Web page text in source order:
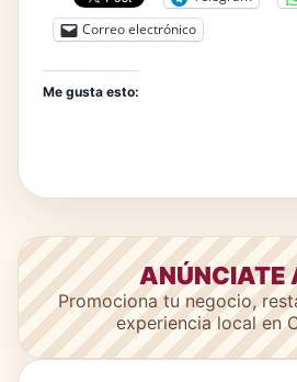
Correo electrónico
Me gusta esto:
ANÚNCIATE
Promociona tu negocio,
experiencia local en